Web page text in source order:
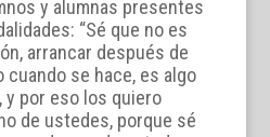
y alumnas presentes
“Sé que no es
arrancar después de
cuando se hace, es algo
y por eso los quiero
de ustedes, porque sé